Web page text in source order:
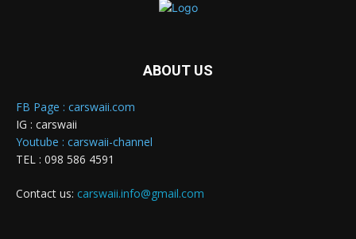
ABOUT US
FB Page : carswaii.com
IG : carswaii
Youtube : carswaii-channel
TEL : 098 586 4591
Contact us: carswaii.info@gmail.com